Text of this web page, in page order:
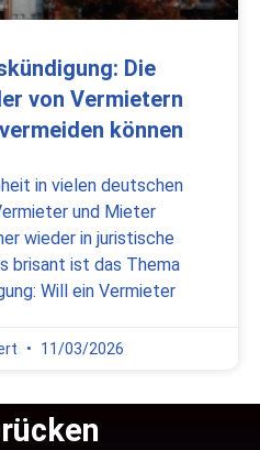
Die
von Vermietern
können
in vielen deutschen
und Mieter
wieder in juristische
brisant ist das Thema
Will ein Vermieter
11/03/2026